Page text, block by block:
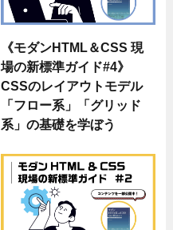
《モダンHTML＆CSS 現
場の新標準ガイド#4》
CSSのレイアウトモデル
「フロー系」「グリッド
系」の基礎を学ぼう